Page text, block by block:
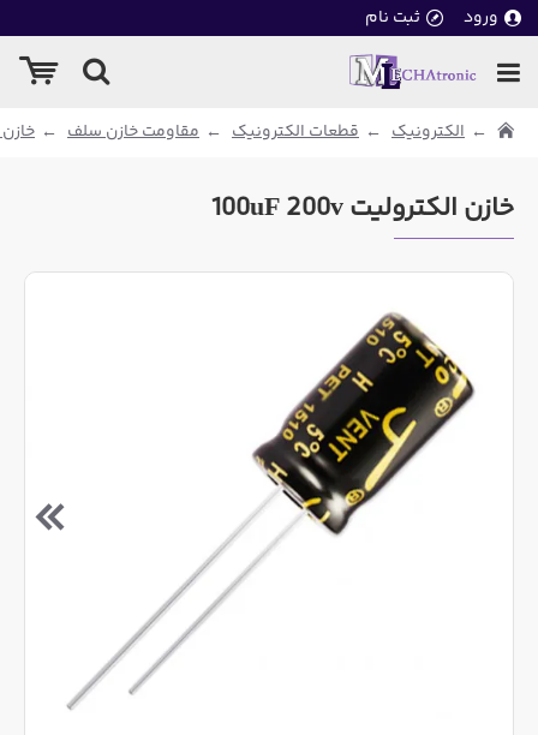
ورود ثبت نام
الکترونیک قطعات الکترونیک مقاومت خازن سلف
خازن الکترولیت 100uF 200v